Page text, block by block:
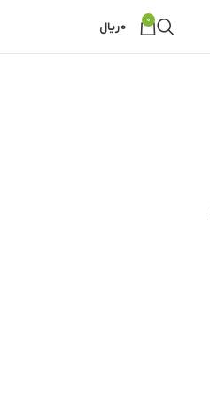
0
0ریال